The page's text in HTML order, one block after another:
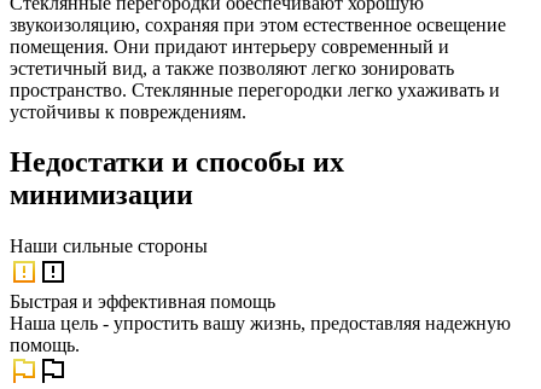
звукоизоляцию, сохраняя при этом естественное освещение
помещения. Они придают интерьеру современный и
эстетичный вид, а также позволяют легко зонировать
пространство. Стеклянные перегородки легко ухаживать и
устойчивы к повреждениям.
Недостатки и способы их
минимизации
Наши сильные стороны
Быстрая и эффективная помощь
Наша цель - упростить вашу жизнь, предоставляя надежную
помощь.